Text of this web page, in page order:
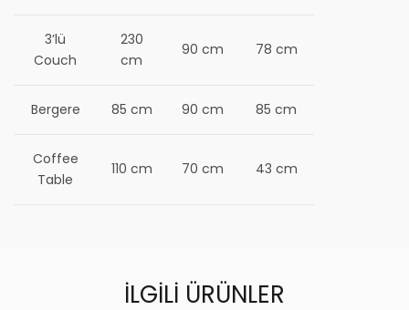
3’lü
Couch
230
cm
90 cm 78 cm
Bergere 85 cm 90 cm 85 cm
Coffee
Table
110 cm 70 cm 43 cm
İLGILI ÜRÜNLER